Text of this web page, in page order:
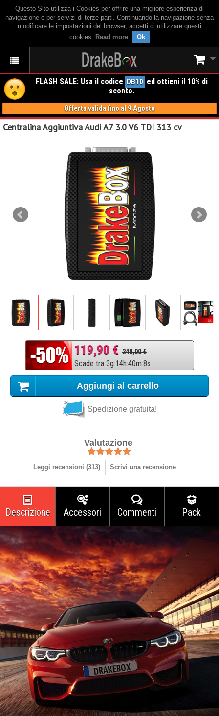
Questo Sito utilizza i Cookies per offrire una migliore esperienza di
navigazione e per servizi di terze parti. Continuando la navigazione senza
modificare le impostazioni del browser, accetti di utilizzare questi
cookies. Read more. Ok
FLASH SALE: Usa il codice DB10 ed ottieni il 10% di
sconto.
Offerta valida fino al 9 Agosto
Centralina Aggiuntiva Audi A7 3.0 V6 TDI 313 cv
119,90 € 240,00 €
Scade tra 3g:14h:40m:7s
Aggiungi al carrello
Spedizione gratuita!
Valutazione
Leggi recensioni (313) Scrivi una recensione
Descrizione Accessori Commenti Pack